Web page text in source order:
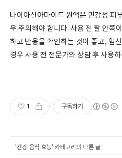
나이아신아마이드 원액은 민감성 피
우 주의해야 합니다. 사용 전 팔 안쪽
하고 반응을 확인하는 것이 좋고, 임
경우 사용 전 전문가와 상담 후 사용
1 구독하기
'건강 음식 효능' 카테고리의 다른 글